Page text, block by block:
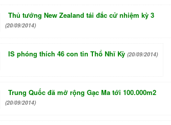
Thủ tướng New Zealand tái đắc cử nhiệm kỳ 3
(20/09/2014)
IS phóng thích 46 con tin Thổ Nhĩ Kỳ (20/09/2014)
Trung Quốc đã mở rộng Gạc Ma tới 100.000m2
(20/09/2014)